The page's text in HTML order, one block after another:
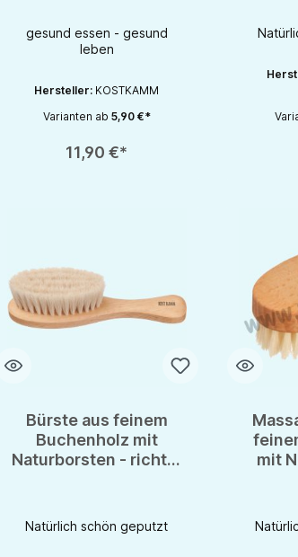
gesund essen - gesund
leben
Hersteller: KOSTKAMM
Varianten ab 5,90 €*
11,90 €*
Bürste aus feinem
Buchenholz mit
Naturborsten - richtig
Natürlich schön geputzt
mit